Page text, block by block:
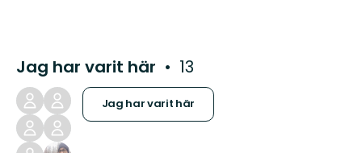
Jag har varit här 13
Jag har varit här